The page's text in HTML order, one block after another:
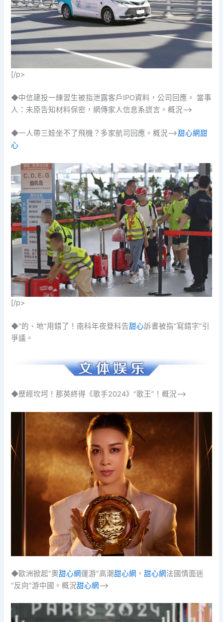
[/p>
◆中信建投一練習生被指泄露客戶IPO資料，公司回應。 當事
人：未原告知材料保密，網傳家人信息系謊言。概況–>
◆一人帶三娃坐不了飛機？多家航司回應。概況–>甜心網甜
心
[/p>
◆“的、地”用錯了！南科年夜登科告甜心訴書被指“寫錯字”引
爭議。
◆歷經坎坷！那英終得《歌手2024》“歌王”！概況–>
◆歐洲掀起“奧甜心網運游”高潮甜心網 ，甜心網法國情面迷
“反向”游中國。概況甜心網 –>